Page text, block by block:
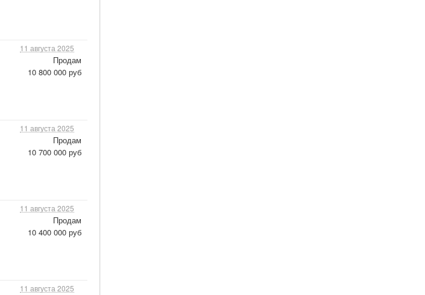
11 августа 2025
Продам
10 800 000 руб
11 августа 2025
Продам
10 700 000 руб
11 августа 2025
Продам
10 400 000 руб
11 августа 2025